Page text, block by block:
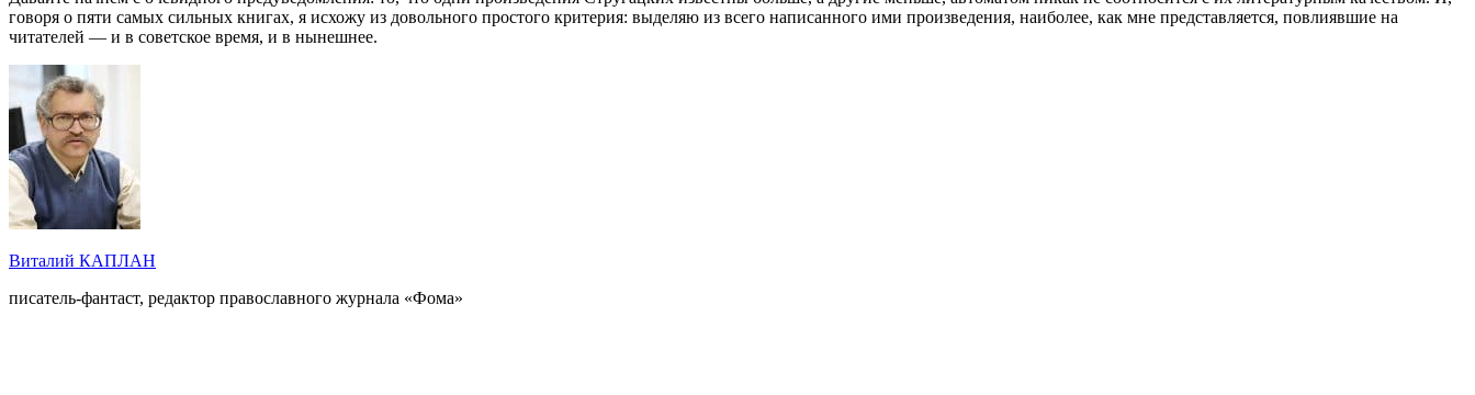
говоря о пяти самых сильных книгах, я исхожу из довольного простого критерия: выделяю из всего написанного ими произведения, наиболее, как мне представляется, повлиявшие на
читателей — и в советское время, и в нынешнее.
Виталий КАПЛАН
писатель-фантаст, редактор православного журнала «Фома»